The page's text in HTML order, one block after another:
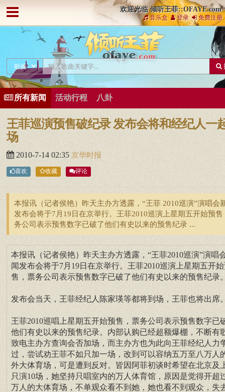
欢迎光临 倾听王菲::OFAYE.com
音乐盒 登录 免费注册
所有新闻 活动行程 八卦
王菲巡演预售破纪录 发布会将和经纪人一
场
2010-7-14 02:35 京华时报
喜欢 收藏 评论
本报讯（记者侯艳）昨天主办方透露，“王菲 2010巡演”演唱会
发布会将于7月19日在京举行。王菲2010巡演上星期五开始预售
务公司表示预售数字已破了他们有史以来的预售纪录 ...
本报讯（记者侯艳）昨天主办方透露，“王菲2010巡演”演唱
闻发布会将于7月19日在京举行。王菲2010巡演上星期五开
售，票务公司表示预售数字已破了他们有史以来的预售纪录
发布会当天，王菲经纪人陈家瑛等都将到场，王菲也将出席
王菲2010巡唱上星期五开始预售，票务公司表示预售数字已
他们有史以来的预售纪录。内部认购已经超额爆棚，不断有
致电主办方查询会否加场，而主办方也为此向王菲经纪人力
过，尝试劝王菲不如只加一场，改到可以容纳五万至八万人
外大体育场，可是遭到反对。皆因阿菲初谈时希望在北京及
只演10场，她坚持只唱室内的万人体育馆，原因是觉得开超
万人的大体育场，不单观众看不到她，她也看不到观众，失